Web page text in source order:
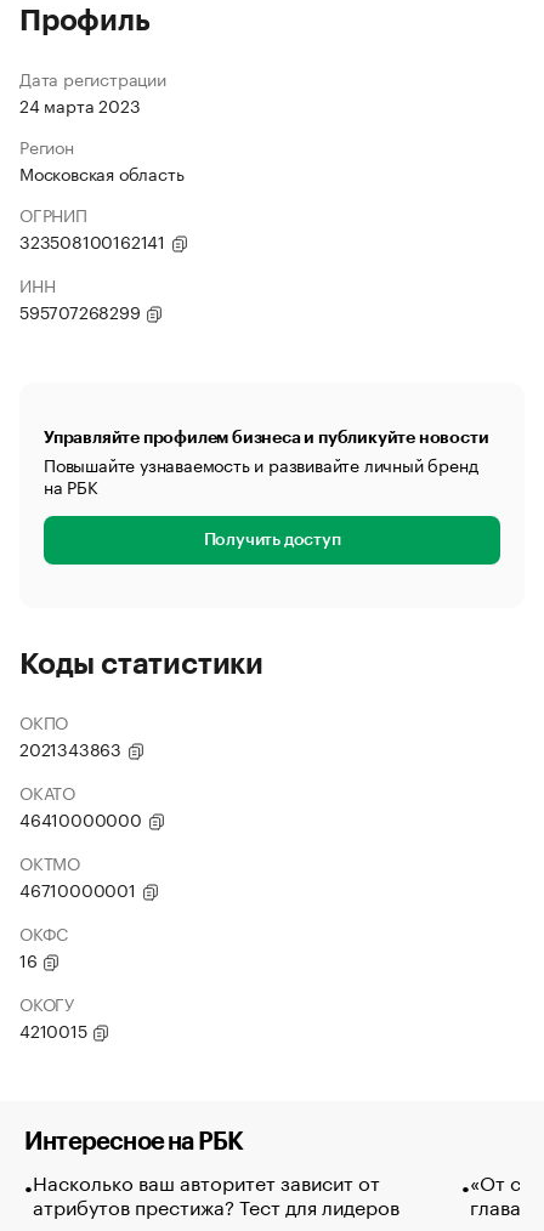
Профиль
Дата регистрации
24 марта 2023
Регион
Московская область
ОГРНИП
323508100162141
ИНН
595707268299
Управляйте профилем бизнеса и публикуйте новости
Повышайте узнаваемость и развивайте личный бренд
на РБК
Получить доступ
Коды статистики
ОКПО
2021343863
ОКАТО
46410000000
ОКТМО
46710000001
ОКФС
16
ОКОГУ
4210015
Интересное на РБК
Насколько ваш авторитет зависит от
атрибутов престижа? Тест для лидеров
«От
глава